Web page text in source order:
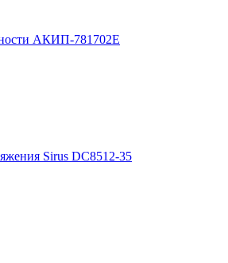
АКИП-781702E
Sirus DC8512-35